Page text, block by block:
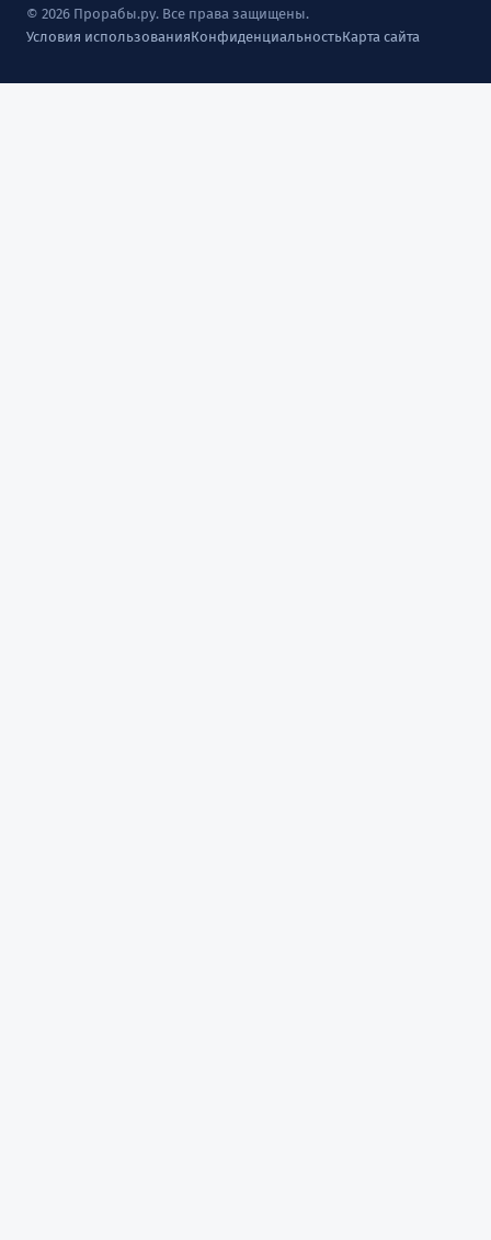
© 2026 Прорабы.ру. Все права защищены.
Условия использованияКонфиденциальностьКарта сайта